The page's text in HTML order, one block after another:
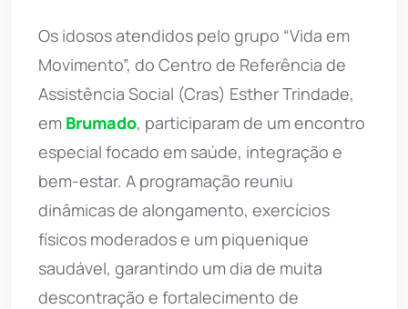
Os idosos atendidos pelo grupo “Vida em
Movimento”, do Centro de Referência de
Assistência Social (Cras) Esther Trindade,
em Brumado, participaram de um encontro
especial focado em saúde, integração e
bem-estar. A programação reuniu
dinâmicas de alongamento, exercícios
físicos moderados e um piquenique
saudável, garantindo um dia de muita
descontração e fortalecimento de